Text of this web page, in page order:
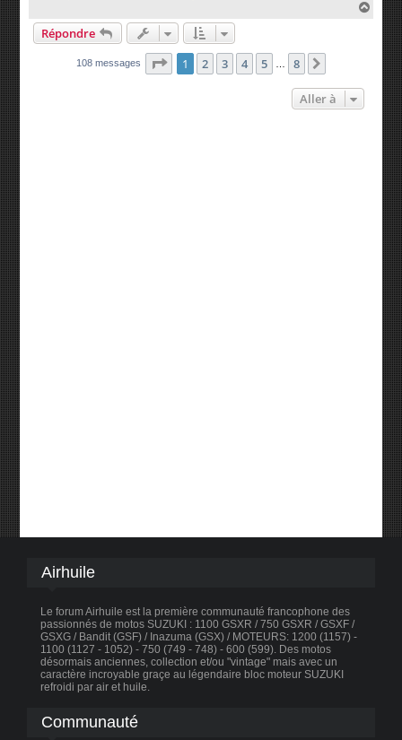
Répondre
108 messages Page 1sur8
1 2 3 4 5 8
Aller à
Airhuile
Le forum Airhuile est la première communauté francophone des
passionnés de motos SUZUKI : 1100 GSXR / 750 GSXR / GSXF /
GSXG / Bandit (GSF) / Inazuma (GSX) / MOTEURS: 1200 (1157) -
1100 (1127 - 1052) - 750 (749 - 748) - 600 (599). Des motos
désormais anciennes, collection et/ou "vintage" mais avec un
caractère incroyable graçe au légendaire bloc moteur SUZUKI
refroidi par air et huile.
Communauté